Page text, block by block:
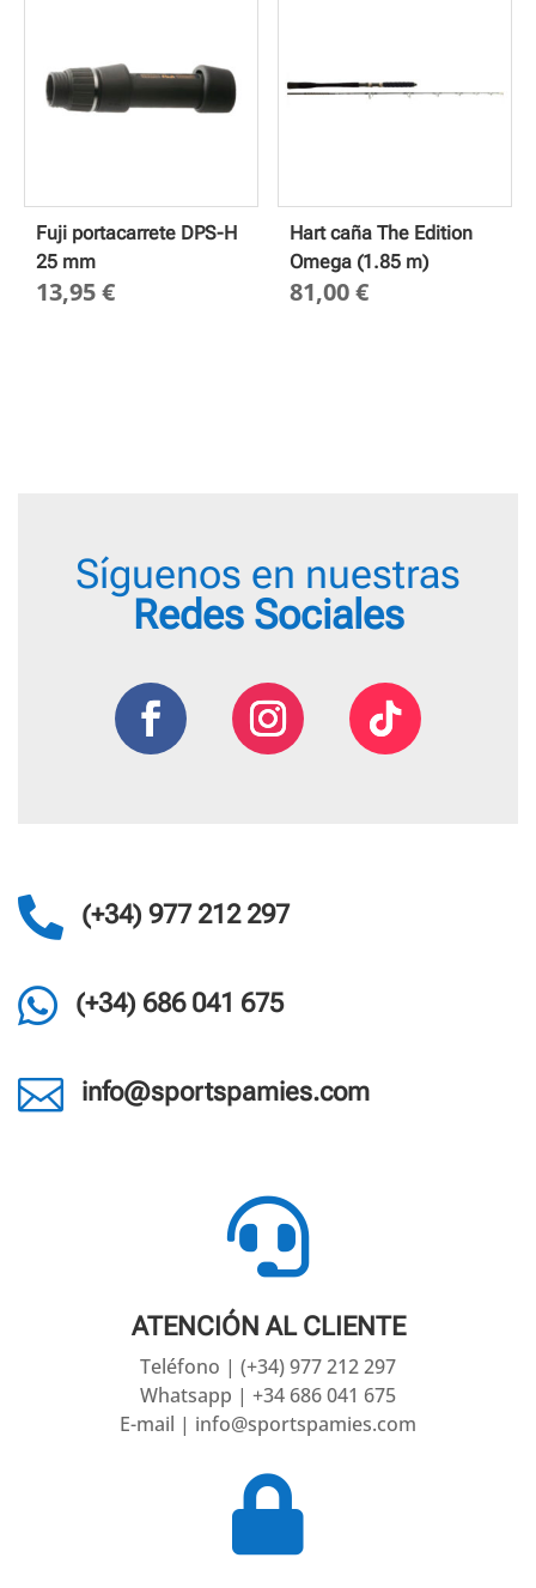
4,55 €
Fuji portacarrete DPS-H
25 mm
13,95€
Hart caña The Edition
Omega (1.85 m)
81,00€
Síguenos en nuestras
Redes Sociales
 (+34) 977 212 297
 (+34) 686 041 675
 info@sportspamies.com

ATENCIÓN AL CLIENTE
Teléfono | (+34) 977 212 297
Whatsapp | +34 686 041 675
E-mail | info@sportspamies.com
